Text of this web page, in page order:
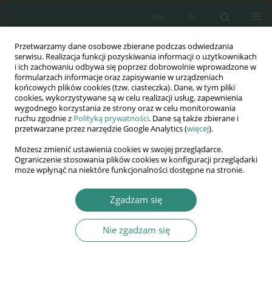
Przetwarzamy dane osobowe zbierane podczas odwiedzania
serwisu. Realizacja funkcji pozyskiwania informacji o użytkownikach
i ich zachowaniu odbywa się poprzez dobrowolnie wprowadzone w
formularzach informacje oraz zapisywanie w urządzeniach
końcowych plików cookies (tzw. ciasteczka). Dane, w tym pliki
cookies, wykorzystywane są w celu realizacji usług, zapewnienia
wygodnego korzystania ze strony oraz w celu monitorowania
ruchu zgodnie z Polityką prywatności. Dane są także zbierane i
przetwarzane przez narzędzie Google Analytics (więcej).
Możesz zmienić ustawienia cookies w swojej przeglądarce.
Ograniczenie stosowania plików cookies w konfiguracji przeglądarki
może wpłynąć na niektóre funkcjonalności dostępne na stronie.
Zgadzam się
Nie zgadzam się
PL
EN
Wydawnictwo
AWSGE
Akademia Nauk Stosowanych
WSGE
im. Alcide De Gasperi
Słowo kluczowesieć internetowa
Zniesławienie za pomocą Internetu